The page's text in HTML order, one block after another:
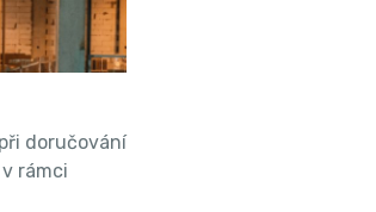
doručování
rámci